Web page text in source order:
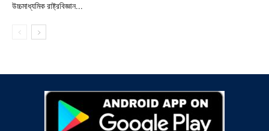
উচ্চমাধ্যমিক রাষ্ট্রবিজ্ঞান...